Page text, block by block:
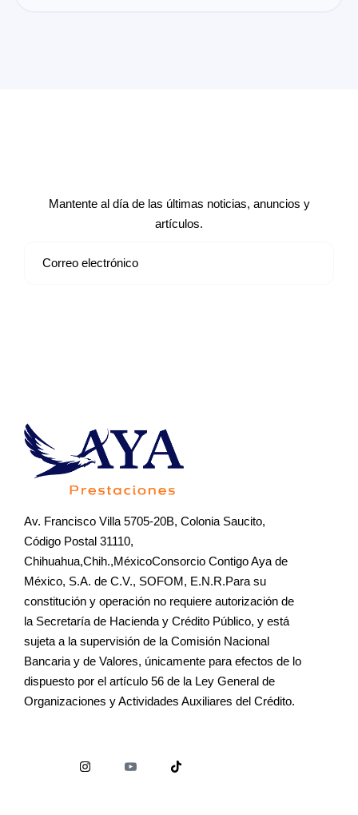
Mantente al día de las últimas noticias, anuncios y
artículos.
Av. Francisco Villa 5705-20B, Colonia Saucito,
Código Postal 31110,
Chihuahua,Chih.,MéxicoConsorcio Contigo Aya de
México, S.A. de C.V., SOFOM, E.N.R.Para su
constitución y operación no requiere autorización de
la Secretaría de Hacienda y Crédito Público, y está
sujeta a la supervisión de la Comisión Nacional
Bancaria y de Valores, únicamente para efectos de lo
dispuesto por el artículo 56 de la Ley General de
Organizaciones y Actividades Auxiliares del Crédito.